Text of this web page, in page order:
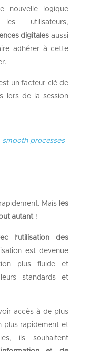
nouvelle logique
utilisateurs,
digitales aussi
adhérer à cette
un facteur clé de
lors de la session
smooth processes
Mais les
autant!
l’utilisation des
est devenue
plus fluide et
standards et
accès à de plus
plus rapidement et
ils souhaitent